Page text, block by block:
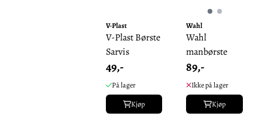
V-Plast
V-Plast Børste
Sarvis
49,-
På lager
Kjøp
Wahl
Wahl
manbørste
89,-
Ikke på lager
Kjøp